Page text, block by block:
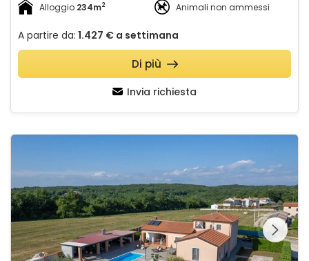
Alloggio 234m2 Animali non ammessi
A partire da: 1.427 € a settimana
Invia richiesta
Di più
Guardate l'intera
galleria sulla